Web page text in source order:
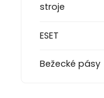
stroje
ESET
Bežecké pásy